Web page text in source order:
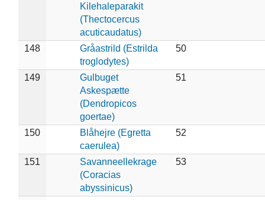
Kilehaleparakit
(Thectocercus
acuticaudatus)
148
Gråastrild (Estrilda
troglodytes)
50
149
Gulbuget
Askespætte
(Dendropicos
goertae)
51
150
Blåhejre (Egretta
caerulea)
52
151
Savanneellekrage
(Coracias
abyssinicus)
53